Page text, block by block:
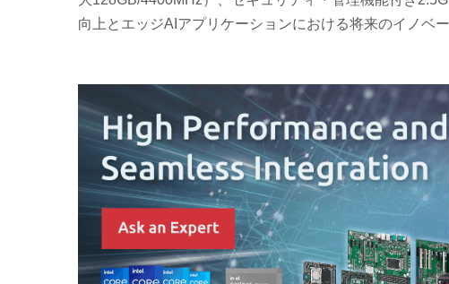
向上とエッジAIアプリケーションにおける将来のイノベ